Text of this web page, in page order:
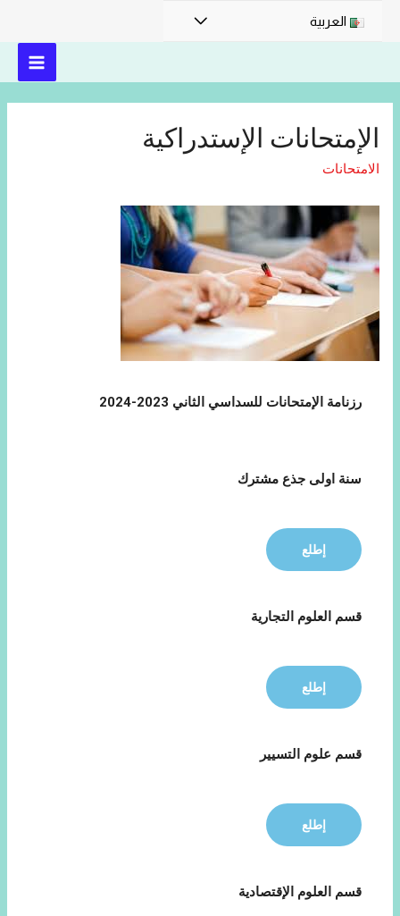
العربية
الإمتحانات الإستدراكية
الامتحانات
رزنامة الإمتحانات للسداسي الثاني 2023-2024
سنة اولى جذع مشترك
إطلع
قسم العلوم التجارية
إطلع
قسم علوم التسيير
إطلع
قسم العلوم الإقتصادية